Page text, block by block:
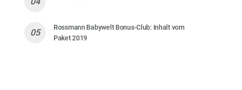
Rossmann Babywelt Bonus-Club: Inhalt vom
Paket 2019